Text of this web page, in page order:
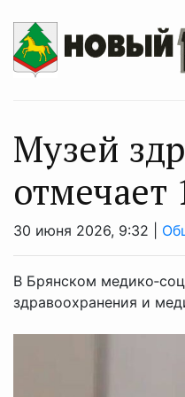
Музей
отмечает
30 июня 2026, 9:32 |
В Брянском
здравоохранения и